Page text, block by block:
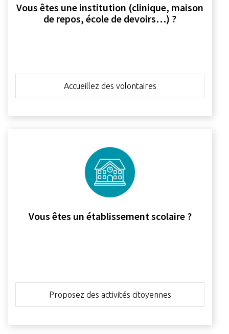
Vous êtes une institution (clinique, maison
de repos, école de devoirs…) ?
Accueillez des volontaires
Vous êtes un établissement scolaire ?
Proposez des activités citoyennes